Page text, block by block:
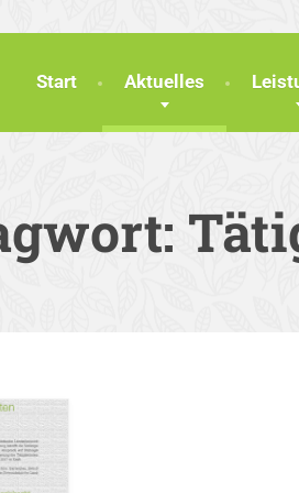
Start Aktuelles